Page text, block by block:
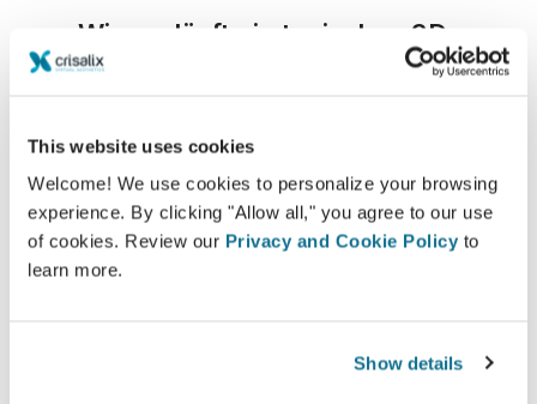
This website uses cookies
Welcome! We use cookies to personalize your browsing
experience. By clicking "Allow all," you agree to our use
of cookies. Review our Privacy and Cookie Policy to
learn more.
Show details
Wie verläuft ein typisches 3D-
endlich Ihr neues Ich kennenlernen.
Acosta Behrends steht Ihnen selbstverständlich bei
allen Bedenken beratend zur Seite.
3D Gesicht-Beratung